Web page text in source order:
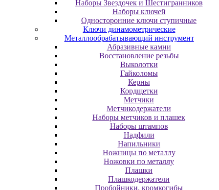
Наборы Звездочек и Шестигранников
Наборы ключей
Односторонние ключи ступичные
Ключи динамометрические
Металлообрабатывающий инструмент
Абразивные камни
Восстановление резьбы
Выколотки
Гайколомы
Керны
Кордщетки
Метчики
Метчикодержатели
Наборы метчиков и плашек
Наборы штампов
Надфили
Напильники
Ножницы по металлу
Ножовки по металлу
Плашки
Плашкодержатели
Пробойники, кромкогибы